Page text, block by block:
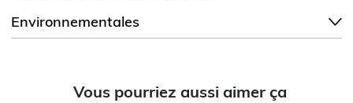
Environnementales
Vous pourriez aussi aimer ça